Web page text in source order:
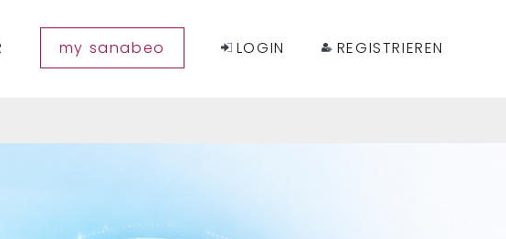
my sanabeo LOGIN REGISTRIEREN